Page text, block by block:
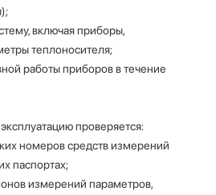
включая приборы,
теплоносителя;
работы приборов в течение
проверяется:
номеров средств измерений
паспортах;
измерений параметров,